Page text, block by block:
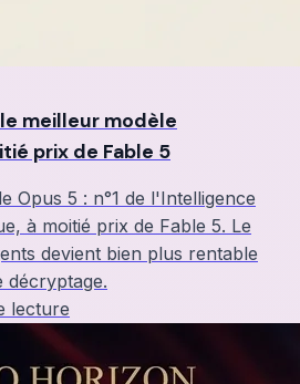
meilleur modèle
prix de Fable 5
Opus 5 : n°1 de l'Intelligence
à moitié prix de Fable 5. Le
devient bien plus rentable
lecture